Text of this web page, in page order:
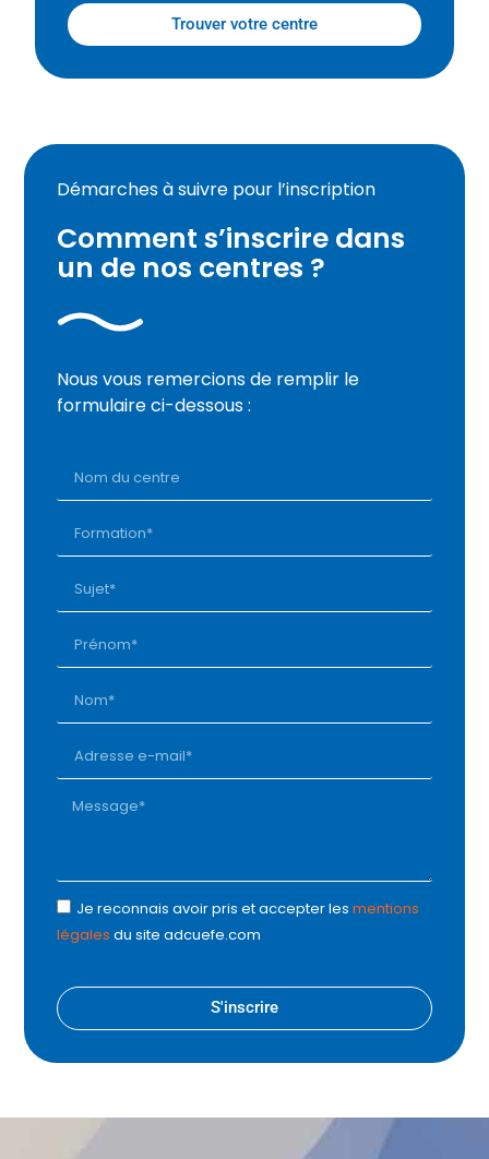
Trouver votre centre
Démarches à suivre pour l’inscription
Comment s’inscrire dans
un de nos centres ?​
Nous vous remercions de remplir le
formulaire ci-dessous :
Je reconnais avoir pris et accepter lesmentions
légales du site adcuefe.com
S'inscrire